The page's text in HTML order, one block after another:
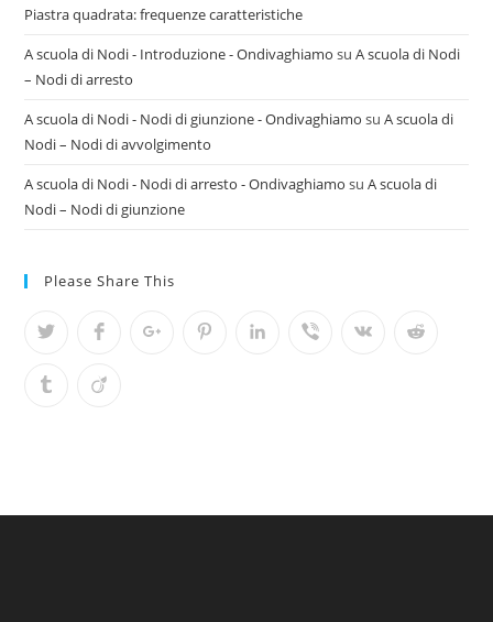
Piastra quadrata: frequenze caratteristiche
A scuola di Nodi - Introduzione - Ondivaghiamo suA scuola di Nodi
– Nodi di arresto
A scuola di Nodi - Nodi di giunzione - Ondivaghiamo suA scuola di
Nodi – Nodi di avvolgimento
A scuola di Nodi - Nodi di arresto - Ondivaghiamo suA scuola di
Nodi – Nodi di giunzione
Please Share This